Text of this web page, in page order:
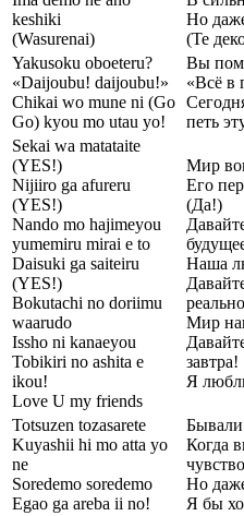
keshiki
(Wasurenai)
Но
(Те
Yakusoku oboeteru?
«Daijoubu! daijoubu!»
Chikai wo mune ni (Go
Go) kyou mo utau yo!
Вы
«Всё в
петь
Sekai wa matataite
(YES!)
Nijiiro ga afureru
(YES!)
Nando mo hajimeyou
yumemiru mirai e to
Daisuki ga saiteiru
(YES!)
Bokutachi no doriimu
waarudo
Issho ni kanaeyou
Tobikiri no ashita e
ikou!
Love U my friends
Мир
Его
(Да!)
Наша
Мир
завтра!
Я
Totsuzen tozasarete
Kuyashii hi mo atta yo
ne
Soredemo soredemo
Egao ga areba ii no!
Когда
Но
Я бы